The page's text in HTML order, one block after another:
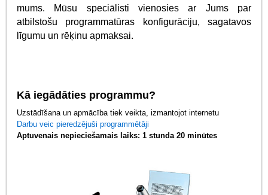
mums. Mūsu speciālisti vienosies ar Jums par
atbilstošu programmatūras konfigurāciju, sagatavos
līgumu un rēķinu apmaksai.
Kā iegādāties programmu?
Uzstādīšana un apmācība tiek veikta, izmantojot internetu
Darbu veic pieredzējuši programmētāji
Aptuvenais nepieciešamais laiks: 1 stunda 20 minūtes